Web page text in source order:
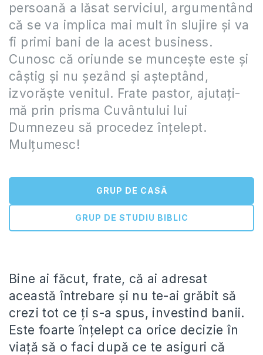
persoană a lăsat serviciul, argumentând
că se va implica mai mult în slujire și va
fi primi bani de la acest business.
Cunosc că oriunde se muncește este și
câștig și nu șezând și așteptând,
izvorăște venitul. Frate pastor, ajutați-
mă prin prisma Cuvântului lui
Dumnezeu să procedez înțelept.
Mulțumesc!
GRUP DE CASĂ
GRUP DE STUDIU BIBLIC
Bine ai făcut, frate, că ai adresat
această întrebare și nu te-ai grăbit să
crezi tot ce ți s-a spus, investind banii.
Este foarte înțelept ca orice decizie în
viață să o faci după ce te asiguri că